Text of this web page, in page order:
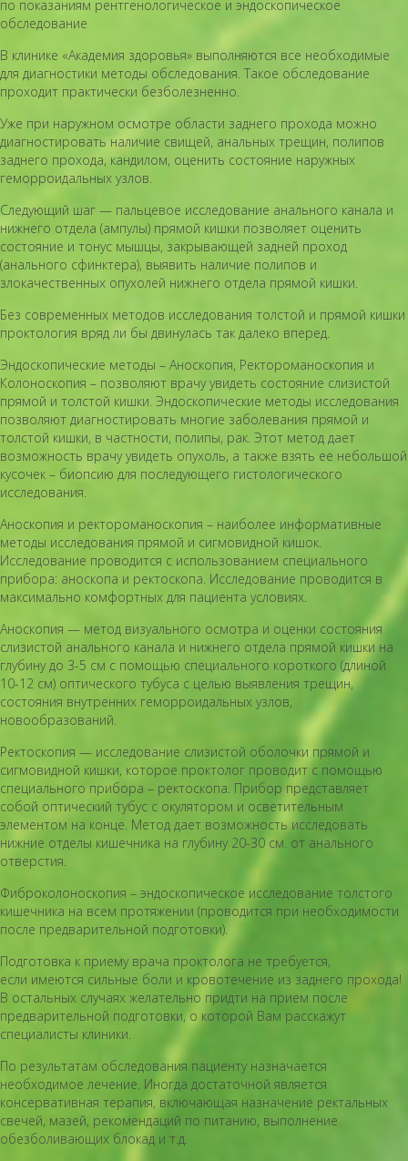
по показаниям рентгенологическое и эндоскопическое
обследование
В клинике «Академия здоровья» выполняются все необходимые
для диагностики методы обследования. Такое обследование
проходит практически безболезненно.
Уже при наружном осмотре области заднего прохода можно
диагностировать наличие свищей, анальных трещин, полипов
заднего прохода, кандилом, оценить состояние наружных
геморроидальных узлов.
Следующий шаг — пальцевое исследование анального канала и
нижнего отдела (ампулы) прямой кишки позволяет оценить
состояние и тонус мышцы, закрывающей задней проход
(анального сфинктера), выявить наличие полипов и
злокачественных опухолей нижнего отдела прямой кишки.
Без современных методов исследования толстой и прямой кишки
проктология вряд ли бы двинулась так далеко вперед.
Эндоскопические методы – Аноскопия, Ректороманоскопия и
Колоноскопия – позволяют врачу увидеть состояние слизистой
прямой и толстой кишки. Эндоскопические методы исследования
позволяют диагностировать многие заболевания прямой и
толстой кишки, в частности, полипы, рак. Этот метод дает
возможность врачу увидеть опухоль, а также взять ее небольшой
кусочек – биопсию для последующего гистологического
исследования.
Аноскопия и ректороманоскопия – наиболее информативные
методы исследования прямой и сигмовидной кишок.
Исследование проводится с использованием специального
прибора: аноскопа и ректоскопа. Исследование проводится в
максимально комфортных для пациента условиях.
Аноскопия — метод визуального осмотра и оценки состояния
слизистой анального канала и нижнего отдела прямой кишки на
глубину до 3-5 см с помощью специального короткого (длиной
10-12 см) оптического тубуса с целью выявления трещин,
состояния внутренних геморроидальных узлов,
новообразований.
Ректоскопия — исследование слизистой оболочки прямой и
сигмовидной кишки, которое проктолог проводит с помощью
специального прибора – ректоскопа. Прибор представляет
собой оптический тубус с окулятором и осветительным
элементом на конце. Метод дает возможность исследовать
нижние отделы кишечника на глубину 20-30 см. от анального
отверстия.
Фиброколоноскопия – эндоскопическое исследование толстого
кишечника на всем протяжении (проводится при необходимости
после предварительной подготовки).
Подготовка к приему врача проктолога не требуется,
если имеются сильные боли и кровотечение из заднего прохода!
В остальных случаях желательно придти на прием после
предварительной подготовки, о которой Вам расскажут
специалисты клиники.
По результатам обследования пациенту назначается
необходимое лечение. Иногда достаточной является
консервативная терапия, включающая назначение ректальных
свечей, мазей, рекомендаций по питанию, выполнение
обезболивающих блокад и т.д.